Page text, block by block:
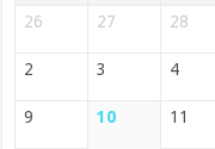
26 27 28
2 3 4
9 10 11